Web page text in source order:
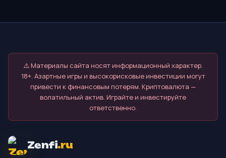
⚠️ Материалы сайта носят информационный характер.
18+. Азартные игры и высокорисковые инвестиции могут
привести к финансовым потерям. Криптовалюта —
волатильный актив. Играйте и инвестируйте
ответственно.
Zenfi.ru